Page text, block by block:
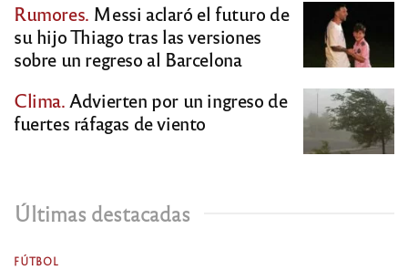
Rumores. Messi aclaró el futuro de
su hijo Thiago tras las versiones
sobre un regreso al Barcelona
Clima. Advierten por un ingreso de
fuertes ráfagas de viento
Últimas destacadas
FÚTBOL